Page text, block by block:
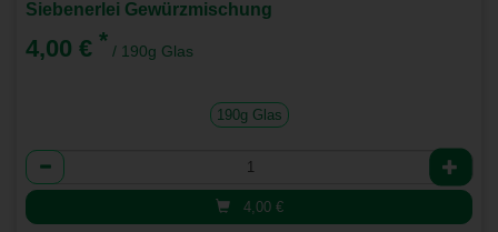
Siebenerlei Gewürzmischung
4,00 € * / 190g Glas
190g Glas
Anzahl
4,00 €